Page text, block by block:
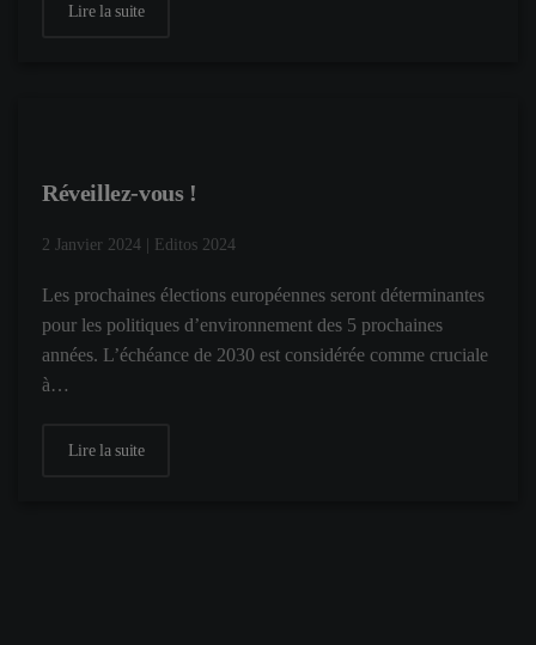
Lire la suite
Réveillez-vous !
2 Janvier 2024 Editos 2024
Les prochaines élections européennes seront déterminantes
pour les politiques d’environnement des 5 prochaines
années. L’échéance de 2030 est considérée comme cruciale
à…
Lire la suite